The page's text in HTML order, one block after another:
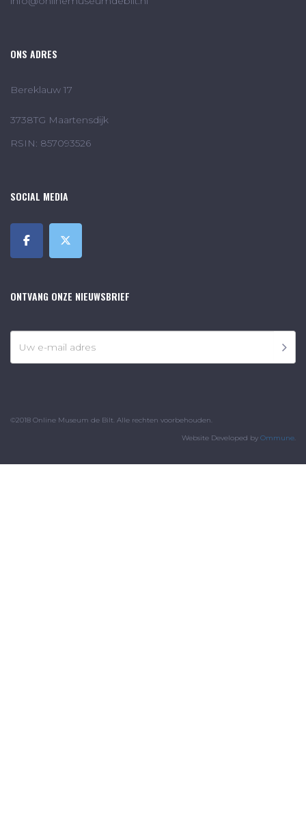
ONS ADRES
Bereklauw 17
3738TG Maartensdijk
RSIN: 857093526
SOCIAL MEDIA
ONTVANG ONZE NIEUWSBRIEF
©2018 Online Museum de Bilt. Alle rechten voorbehouden.
Website Developed by Ommune